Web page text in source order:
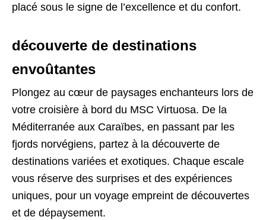
placé sous le signe de l’excellence et du confort.
découverte de destinations
envoûtantes
Plongez au cœur de paysages enchanteurs lors de
votre croisière à bord du MSC Virtuosa. De la
Méditerranée aux Caraïbes, en passant par les
fjords norvégiens, partez à la découverte de
destinations variées et exotiques. Chaque escale
vous réserve des surprises et des expériences
uniques, pour un voyage empreint de découvertes
et de dépaysement.